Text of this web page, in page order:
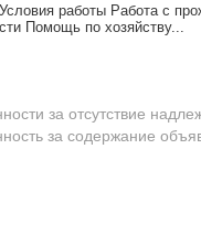
Усло­вия ра­бо­ты Ра­бо­та с
сти По­мощь по хо­зяй­ству...
за отсутствие
за содержание